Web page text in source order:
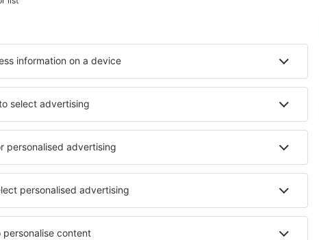
Points by Sheraton Josun, Seoul
14 august 2026, 2 nopți
THE
Seoul,
Vedeţi mai multe oferte în Anyang
Anyang – cea mai